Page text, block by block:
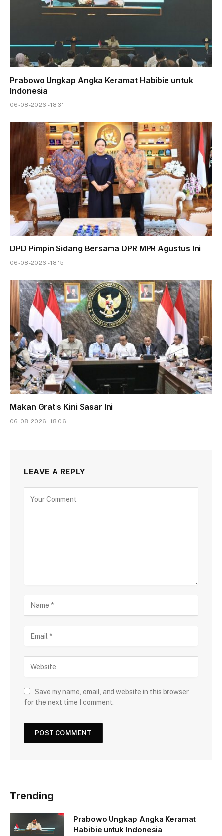
Prabowo Ungkap Angka Keramat Habibie untuk
Indonesia
06-08-2026 - 18.31
DPD Pimpin Sidang Bersama DPR MPR Agustus Ini
06-08-2026 - 18.15
Makan Gratis Kini Sasar Ini
06-08-2026 - 18.06
LEAVE A REPLY
Save my name, email, and website in this browser
for the next time I comment.
Trending
Prabowo Ungkap Angka Keramat
Habibie untuk Indonesia